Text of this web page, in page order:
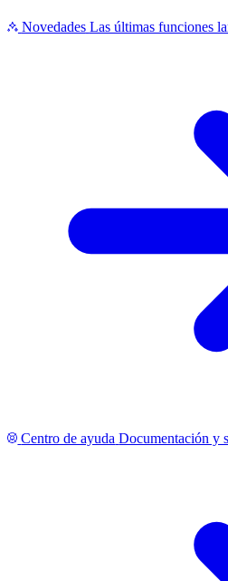
Novedades Las últimas funciones
Centro de ayuda Documentación y